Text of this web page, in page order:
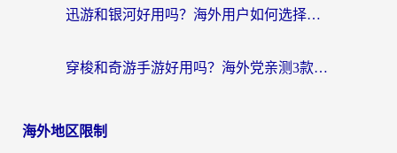
迅游和银河好用吗？海外用户如何选择回国加速器实现无缝访问国内资源
穿梭和奇游手游好用吗？海外党亲测3款回国加速器，附蜜蜂加速器七天试用攻略
海外地区限制